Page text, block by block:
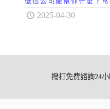
2025-04-30
撥打免費諮詢24